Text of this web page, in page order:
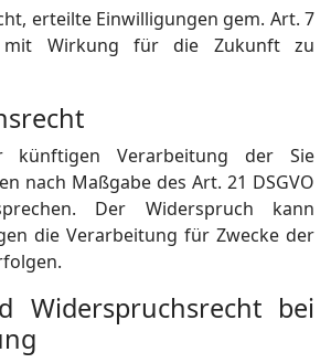
erteilte Einwilligungen gem. Art. 7
mit Wirkung für die Zukunft zu
künftigen Verarbeitung der Sie
nach Maßgabe des Art. 21 DSGVO
Der Widerspruch kann
die Verarbeitung für Zwecke der
Widerspruchsrecht bei